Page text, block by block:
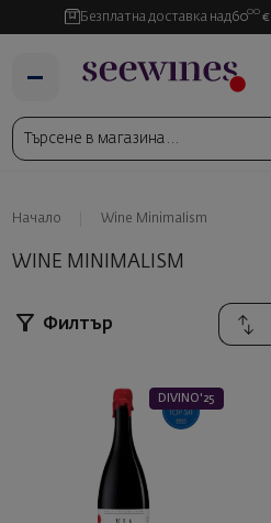
Безплатна доставка над6000 €
Начало Wine Minimalism
WINE MINIMALISM
Филтър
DIVINO'25